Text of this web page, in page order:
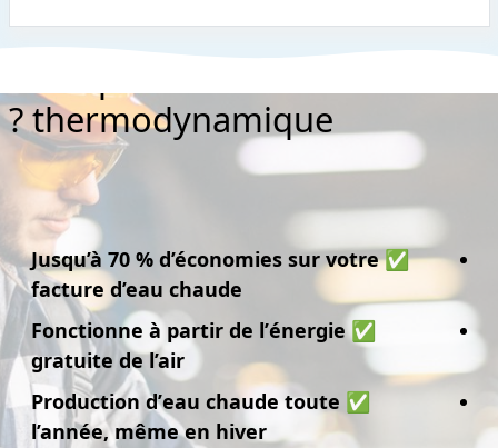
thermodynamique ?
✅ Jusqu’à
70 % d’économies sur votre
facture d’eau chaude
✅ Fonctionne à partir de l’
énergie
gratuite de l’air
✅ Production d’
eau chaude toute
l’année, même en hiver